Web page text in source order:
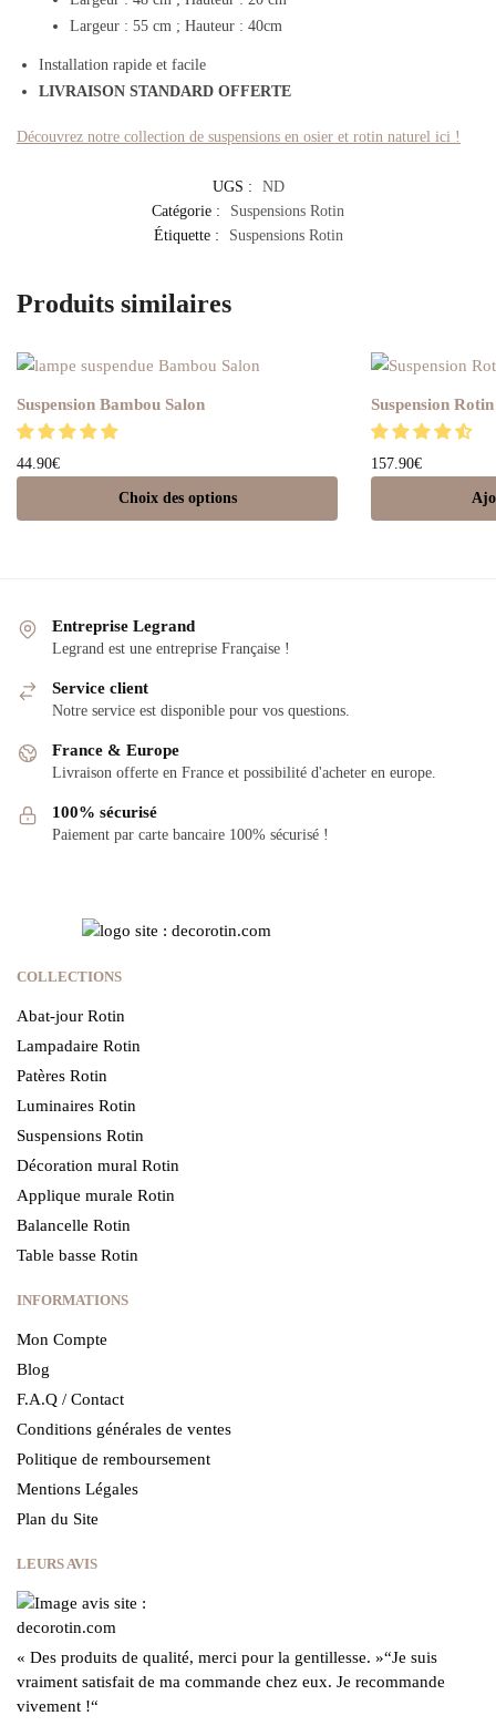
Largeur : 55 cm ; Hauteur : 40cm
Installation rapide et facile
LIVRAISON STANDARD OFFERTE
Découvrez notre collection de suspensions en osier et rotin naturel ici !
UGS :
ND
Catégorie :
Suspensions Rotin
Étiquette :
Suspensions Rotin
Produits similaires
Suspension Bambou Salon
44.90€
Choix des options
Suspension
157.90€
Entreprise Legrand
Legrand est une entreprise Française !
Service client
Notre service est disponible pour vos questions.
France & Europe
Livraison offerte en France et possibilité d'acheter en europe.
100% sécurisé
Paiement par carte bancaire 100% sécurisé !
COLLECTIONS
Abat-jour Rotin
Lampadaire Rotin
Patères Rotin
Luminaires Rotin
Suspensions Rotin
Décoration mural Rotin
Applique murale Rotin
Balancelle Rotin
Table basse Rotin
INFORMATIONS
Mon Compte
Blog
F.A.Q / Contact
Conditions générales de ventes
Politique de remboursement
Mentions Légales
Plan du Site
LEURS AVIS
« Des produits de qualité, merci pour la gentillesse. »“Je suis
vraiment satisfait de ma commande chez eux. Je recommande
vivement !“